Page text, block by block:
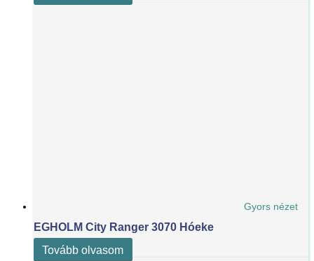
Gyors nézet
EGHOLM City Ranger 3070 Hóeke
Tovább olvasom